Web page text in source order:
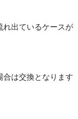
れ出ているケースが
は交換となります